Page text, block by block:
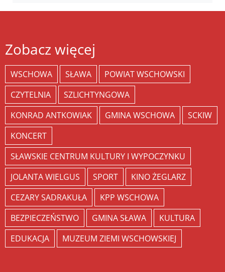
Zobacz więcej
WSCHOWA SŁAWA
POWIAT WSCHOWSKI
CZYTELNIA
SZLICHTYNGOWA
KONRAD ANTKOWIAK
GMINA WSCHOWA
SCKIW
KONCERT
SŁAWSKIE CENTRUM KULTURY I WYPOCZYNKU
JOLANTA WIELGUS
SPORT
KINO ŻEGLARZ
CEZARY SADRAKUŁA
KPP WSCHOWA
BEZPIECZEŃSTWO
GMINA SŁAWA
KULTURA
EDUKACJA
MUZEUM ZIEMI WSCHOWSKIEJ